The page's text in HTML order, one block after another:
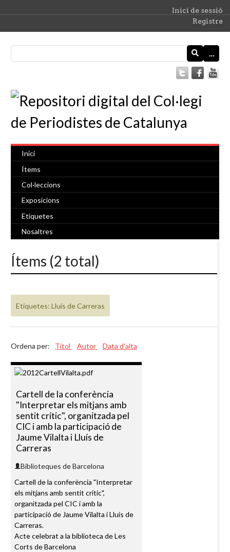
Inici de sessió
Registre
…
Inici
Ítems
Col·leccions
Exposicions
Etiquetes
Nosaltres
Ítems (2 total)
Etiquetes: Lluís de Carreras
Ordena per: Títol Autor Data d'alta
Cartell de la conferència
"Interpretar els mitjans amb
sentit crític", organitzada pel
CIC i amb la participació de
Jaume Vilalta i Lluís de
Carreras
Biblioteques de Barcelona
Cartell de la conferència "Interpretar
els mitjans amb sentit crític",
organitzada pel CIC i amb la
participació de Jaume Vilalta i Lluís de
Carreras.
Acte celebrat a la biblioteca de Les
Corts de Barcelona